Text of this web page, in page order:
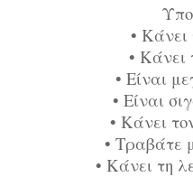
• Κάνει
• Κάνει
• Είναι
• Είναι
• Κάνει
• Τραβάτε
• Κάνει τη